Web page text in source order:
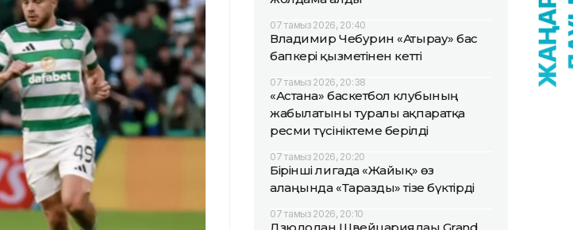
07 тамыз 2026, 20:40
Владимир Чебурин «Атырау» бас
бапкері қызметінен кетті
07 тамыз 2026, 20:38
«Астана» баскетбол клубының
жабылатыны туралы ақпаратқа
ресми түсініктеме берілді
07 тамыз 2026, 20:20
Бірінші лигада «Жайық» өз
алаңында «Таразды» тізе бүктірді
07 тамыз 2026, 20:10